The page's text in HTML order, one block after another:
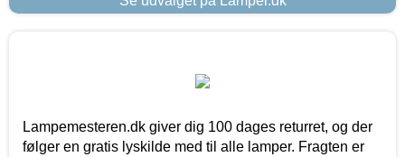
Lampemesteren.dk giver dig 100 dages returret, og der
følger en gratis lyskilde med til alle lamper. Fragten er